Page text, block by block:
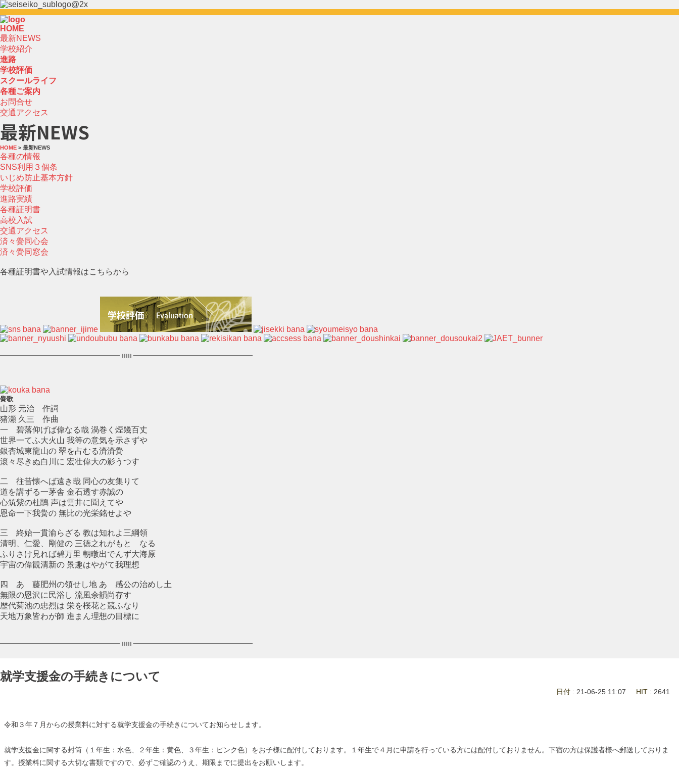
HOME
最新NEWS
学校紹介
進路
学校評価
スクールライフ
各種ご案内
お問合せ
交通アクセス
最新NEWS
HOME > 最新NEWS
各種の情報
SNS利用３個条
いじめ防止基本方針
学校評価
進路実績
各種証明書
高校入試
交通アクセス
済々黌同心会
済々黌同窓会
各種証明書や入試情報はこちらから
黌歌
山形 元治 作詞
猪瀬 久三 作曲
一 碧落仰げば偉なる哉 渦巻く煙幾百丈
世界一てふ大火山 我等の意気を示さずや
銀杏城東龍山の 翠を占むる濟濟黌
滾々尽きぬ白川に 宏壮偉大の影うつす
二 往昔懐へば遠き哉 同心の友集りて
道を講ずる一茅舎 金石透す赤誠の
心筑紫の杜鵑 声は雲井に聞えてや
恩命一下我黌の 無比の光栄銘せよや
三 終始一貫渝らざる 教は知れよ三綱領
清明、仁愛、剛健の 三徳之れがもとゝなる
ふりさけ見れば碧万里 朝暾出でんず大海原
宇宙の偉観清新の 景趣はやがて我理想
四 あゝ藤肥州の領せし地 あゝ感公の治めし土
無限の恩沢に民浴し 流風余韻尚存す
歴代菊池の忠烈は 栄を桜花と競ふなり
天地万象皆わが師 進まん理想の目標に
就学支援金の手続きについて
日付 : 21-06-25 11:07 HIT : 2641
令和３年７月からの授業料に対する就学支援金の手続きについてお知らせします。
就学支援金に関する封筒（１年生：水色、２年生：黄色、３年生：ピンク色）をお子様に配付しております。１年生で４月に申請を行っている方には配付しておりません。下宿の方は保護者様へ郵送しておりま
す。授業料に関する大切な書類ですので、必ずご確認のうえ、期限までに提出をお願いします。